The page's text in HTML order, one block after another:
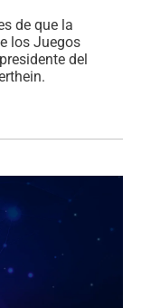
de que la
los Juegos
del